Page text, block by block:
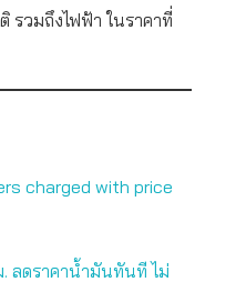
รวมถึงไฟฟ้า ในราคาที่
charged with price
. ลดราคาน้ำมันทันที ไม่